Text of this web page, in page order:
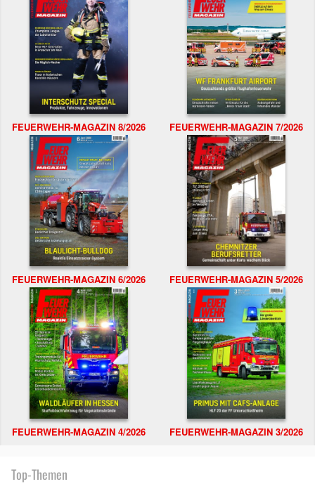
FEUERWEHR-MAGAZIN 8/2026 FEUERWEHR-MAGAZIN 7/2026
FEUERWEHR-MAGAZIN 6/2026 FEUERWEHR-MAGAZIN 5/2026
FEUERWEHR-MAGAZIN 4/2026 FEUERWEHR-MAGAZIN 3/2026
Top-Themen